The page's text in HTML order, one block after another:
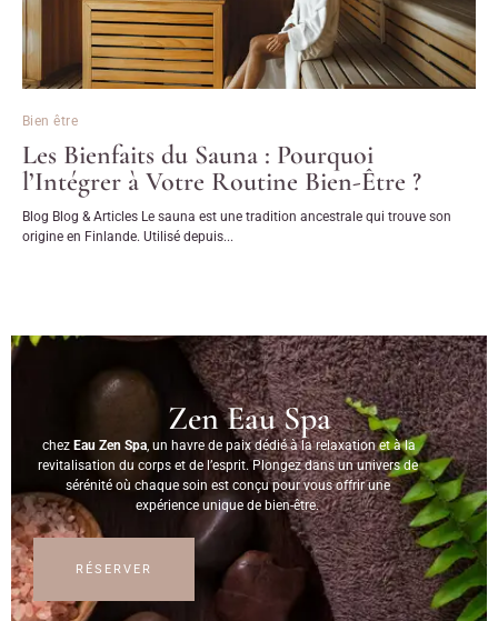
Bien être
Les Bienfaits du Sauna : Pourquoi
l’Intégrer à Votre Routine Bien-Être ?
Blog Blog & Articles Le sauna est une tradition ancestrale qui trouve son
origine en Finlande. Utilisé depuis...
Zen Eau Spa
chez Eau Zen Spa, un havre de paix dédié à la relaxation et à la
revitalisation du corps et de l’esprit. Plongez dans un univers de
sérénité où chaque soin est conçu pour vous offrir une
expérience unique de bien-être.
RÉSERVER